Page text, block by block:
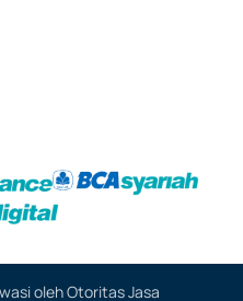
oleh Otoritas Jasa